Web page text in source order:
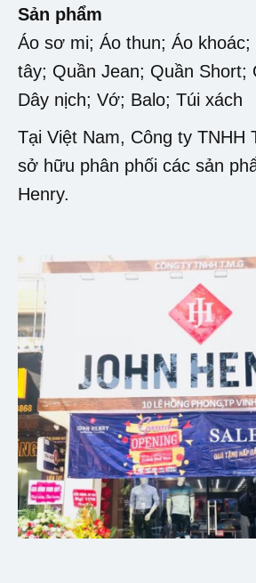
Sản phẩm
Áo sơ mi; Áo thun; Áo khoác;
tây; Quần Jean; Quần Short;
Dây nịch; Vớ; Balo; Túi xách
Tại Việt Nam, Công ty TNHH
sở hữu phân phối các sản
Henry.